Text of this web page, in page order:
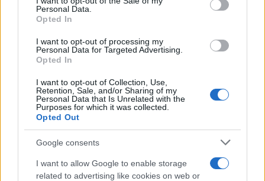
Personal Data.
Opted In
I want to opt-out of processing my
Personal Data for Targeted Advertising.
Opted In
I want to opt-out of Collection, Use,
Retention, Sale, and/or Sharing of my
Personal Data that Is Unrelated with the
Purposes for which it was collected.
Opted Out
Google consents
I want to allow Google to enable storage
related to advertising like cookies on web or
ICA Milano presenta mostre, concerti e letture per
Matteo Pellegrino · 6 Ago 2026
NEWS E ATTUALITÀ